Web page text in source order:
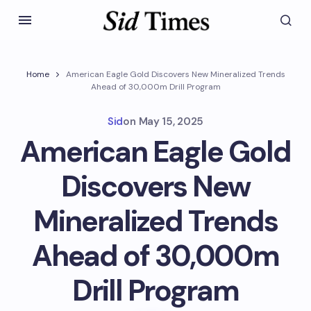
Home
American Eagle Gold Discovers New Mineralized Trends
Ahead of 30,000m Drill Program
Sidon May 15, 2025
American Eagle Gold
Discovers New
Mineralized Trends
Ahead of 30,000m
Drill Program